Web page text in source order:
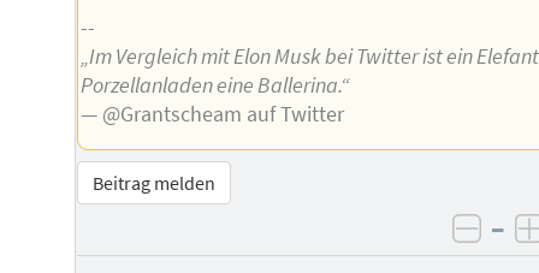
--
„Im Vergleich mit Elon Musk bei Twitter ist ein
Porzellanladen eine Ballerina.“
— @Grantscheam auf Twitter
Beitrag melden
–